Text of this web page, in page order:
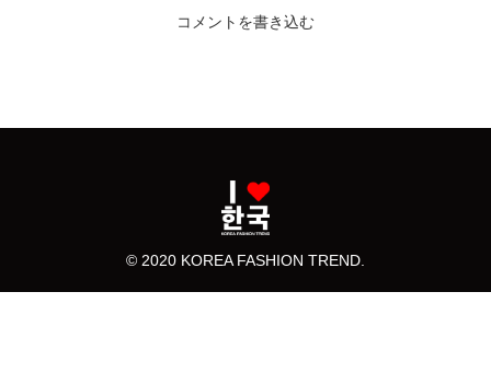
コメントを書き込む
© 2020 KOREA FASHION TREND.